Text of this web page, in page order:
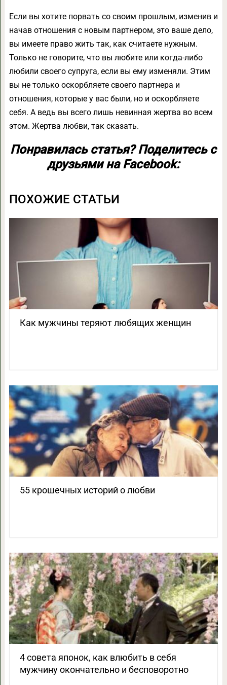
Если вы хотите порвать со своим прошлым, изменив и
начав отношения с новым партнером, это ваше дело,
вы имеете право жить так, как считаете нужным.
Только не говорите, что вы любите или когда-либо
любили своего супруга, если вы ему изменяли. Этим
вы не только оскорбляете своего партнера и
отношения, которые у вас были, но и оскорбляете
себя. А ведь вы всего лишь невинная жертва во всем
этом. Жертва любви, так сказать.
Понравилась статья? Поделитесь с
друзьями на Facebook:
ПОХОЖИЕ СТАТЬИ
Как мужчины теряют любящих женщин
55 крошечных историй о любви
4 совета японок, как влюбить в себя
мужчину окончательно и бесповоротно